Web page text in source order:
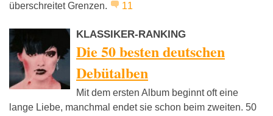
überschreitet Grenzen.
11
KLASSIKER-RANKING
Die 50 besten deutschen
Debütalben
Mit dem ersten Album beginnt oft eine
lange Liebe, manchmal endet sie schon beim zweiten. 50